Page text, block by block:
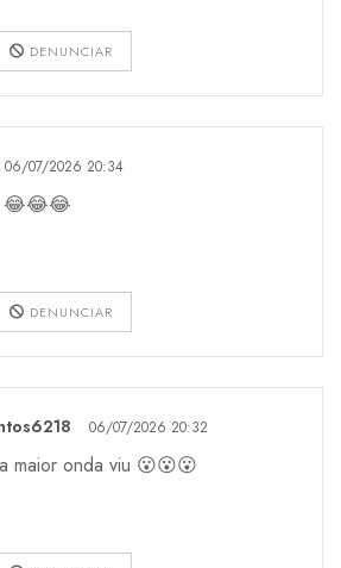
DENUNCIAR
06/07/2026 20:34
😂😂😂
DENUNCIAR
06/07/2026 20:32
maior onda viu 😮😮😮